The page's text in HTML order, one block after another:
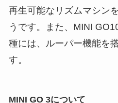
再生可能なリズムマシン
うです。また、MINI
種には、ルーパー機能を
す。
MINI GO 3について